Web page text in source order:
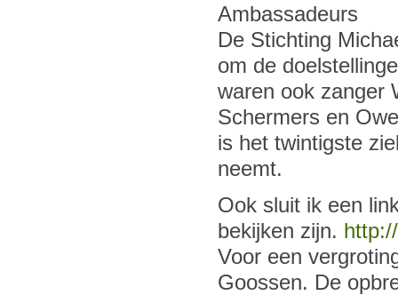
Ambassadeurs
De Stichting
om de
waren ook zanger
Schermers en
is het twintigste
neemt.
Ook sluit ik een
bekijken zijn.
Voor een
Goossen. De